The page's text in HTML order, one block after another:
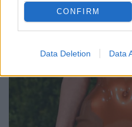
CONFIRM
Data Deletion Data